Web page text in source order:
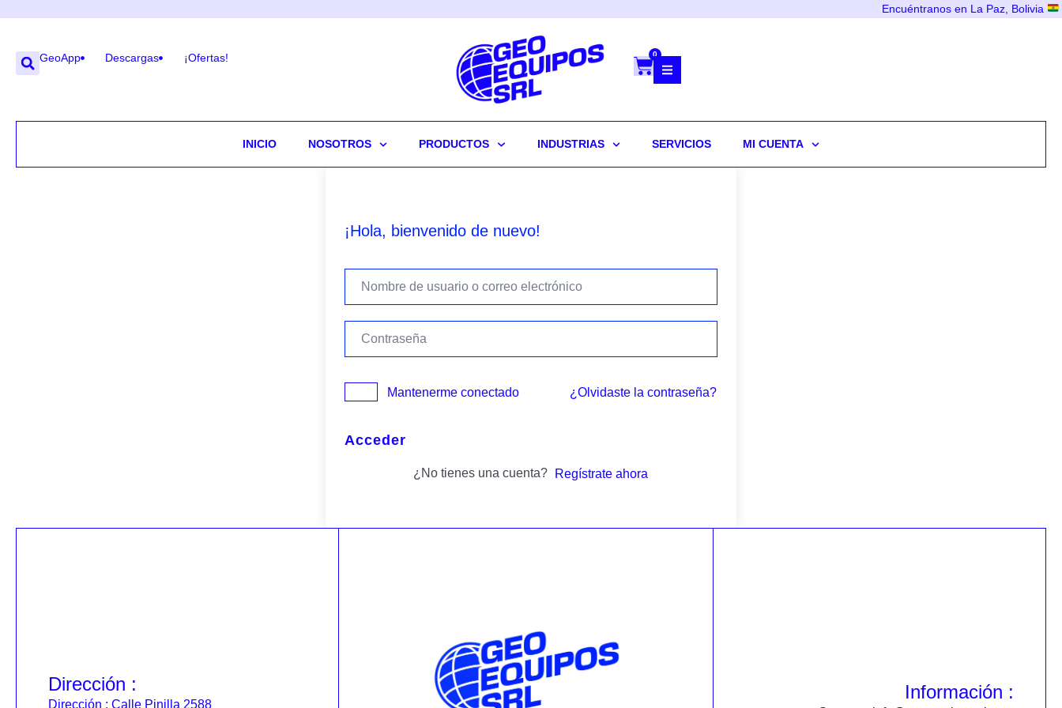
Encuéntranos en La Paz, Bolivia
GeoApp Descargas ¡Ofertas! 0
INICIO NOSOTROS PRODUCTOS INDUSTRIAS SERVICIOS MI CUENTA
¡Hola, bienvenido de nuevo!
Mantenerme conectado ¿Olvidaste la contraseña?
Acceder
¿No tienes una cuenta? Regístrate ahora
Dirección :
Dirección : Calle Pinilla 2588
Información :